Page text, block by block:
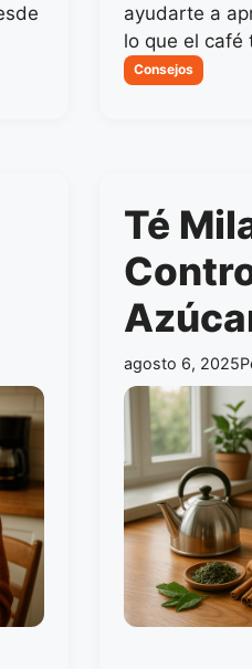
ayudarte a
lo que el café
Categorias
Consejos
Té
agosto 6, 2025